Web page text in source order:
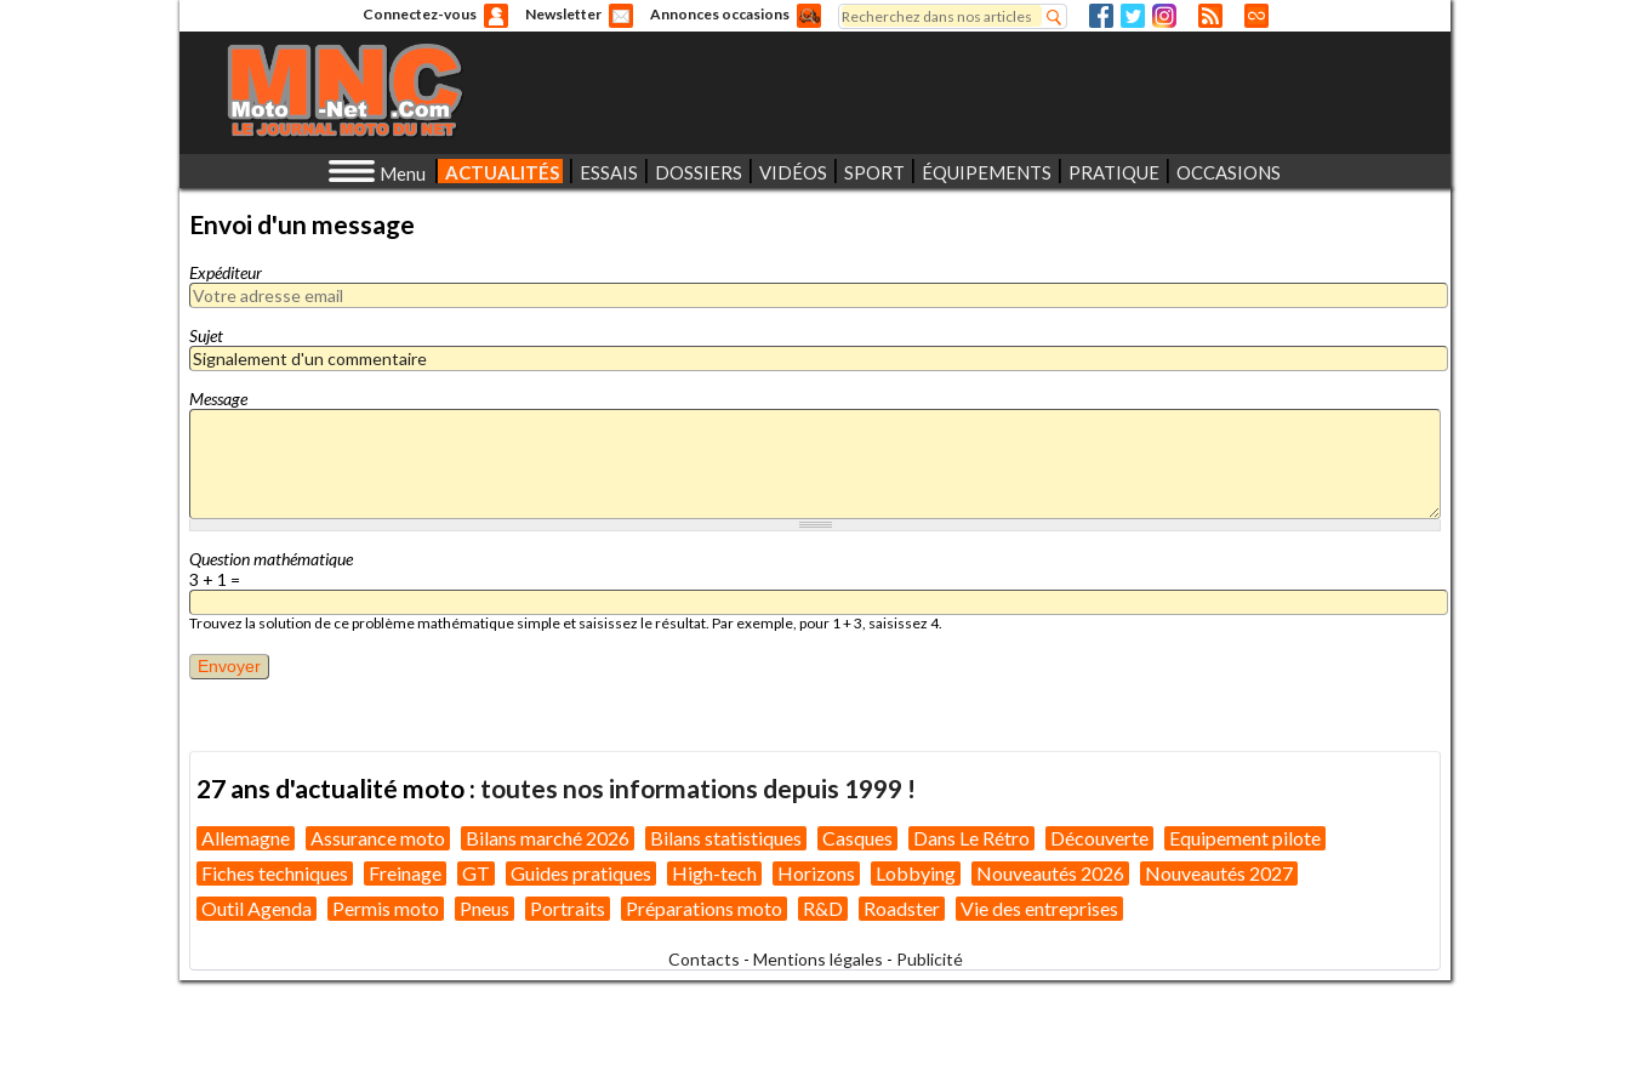
Connectez-vous Newsletter Annonces occasions
Formulaire de recherche
Rechercher
Menu ACTUALITÉS ESSAIS DOSSIERS VIDÉOS SPORT ÉQUIPEMENTS PRATIQUE OCCASIONS
Envoi d'un message
Expéditeur
Sujet
Message
Question mathématique
3 + 1 =
Trouvez la solution de ce problème mathématique simple et saisissez le résultat. Par exemple, pour 1 + 3, saisissez 4.
27 ans d'actualité moto : toutes nos informations depuis 1999 !
Allemagne Assurance moto Bilans marché 2026 Bilans statistiques Casques Dans Le Rétro Découverte
Equipement pilote
Fiches techniques
Freinage GT Guides pratiques High-tech Horizons Lobbying Nouveautés 2026
Nouveautés 2027
Outil Agenda
Permis moto Pneus Portraits Préparations moto R&D Roadster Vie des entreprises
Contacts - Mentions légales - Publicité